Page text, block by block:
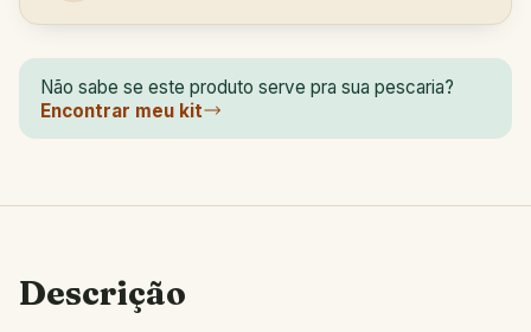
Não sabe se este produto serve pra sua pescaria?
Encontrar meu kit
Descrição